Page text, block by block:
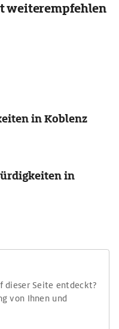
weiterempfehlen
in Koblenz
in
dieser Seite entdeckt?
von Ihnen und